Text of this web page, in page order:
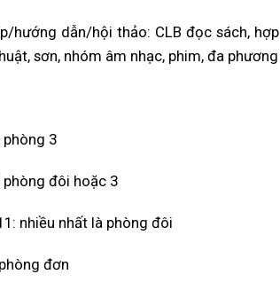
hướng dẫn/hội thảo: CLB đọc sách,
sơn, nhóm âm nhạc, phim, đa
phòng 3
phòng đôi hoặc 3
nhiều nhất là phòng đôi
đơn